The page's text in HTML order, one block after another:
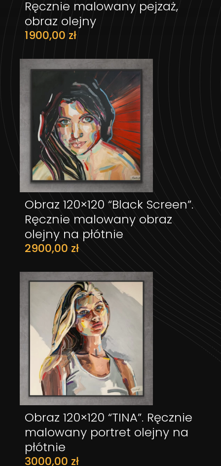
Ręcznie malowany pejzaż,
obraz olejny
1900,00 zł
Obraz 120×120 “Black Screen”.
Ręcznie malowany obraz
olejny na płótnie
2900,00 zł
DODAJ DO KOSZYKA
Obraz 120×120 “TINA”. Ręcznie
malowany portret olejny na
płótnie
3000,00 zł
DODAJ DO KOSZYKA